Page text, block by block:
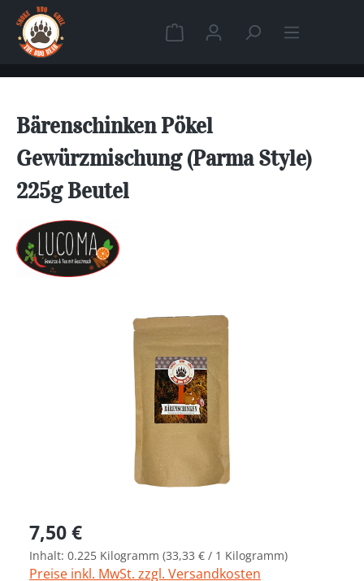
Zum Hauptinhalt springen
Warenkorb enthält 0
Bärenschinken Pökel
Gewürzmischung (Parma Style)
225g Beutel
Bildergalerie überspringen
Regulärer Preis:
7,50 €
Inhalt: 0.225 Kilogramm (33,33 € / 1 Kilogramm)
Preise inkl. MwSt. zzgl. Versandkosten